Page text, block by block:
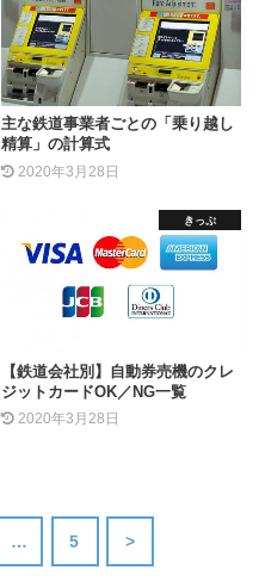
主な鉄道事業者ごとの「乗り越し
精算」の計算式
2020年3月28日
きっぷ
【鉄道会社別】自動券売機のクレ
ジットカードOK／NG一覧
2020年3月28日
… 5 >